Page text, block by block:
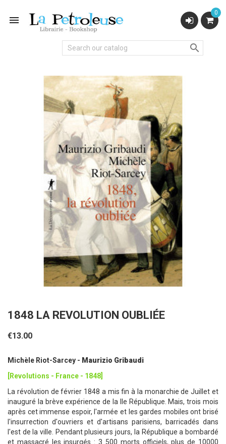

0

1848 LA REVOLUTION OUBLIÉE
€13.00
Michèle Riot-Sarcey - Maurizio Gribaudi
[Revolutions - France - 1848]
La révolution de février 1848 a mis fin à la monarchie de Juillet et
inauguré la brève expérience de la IIe République. Mais, trois mois
après cet immense espoir, l'armée et les gardes mobiles ont brisé
l'insurrection d'ouvriers et d'artisans parisiens, barricadés dans
l'est de la ville. Pendant plusieurs jours, la République a bombardé
et massacré les insurgés : 3 500 morts officiels, plus de 10000